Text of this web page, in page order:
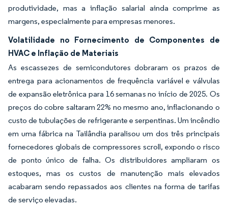
produtividade, mas a inflação salarial ainda comprime as
margens, especialmente para empresas menores.
Volatilidade no Fornecimento de Componentes de
HVAC e Inflação de Materiais
As escassezes de semicondutores dobraram os prazos de
entrega para acionamentos de frequência variável e válvulas
de expansão eletrônica para 16 semanas no início de 2025. Os
preços do cobre saltaram 22% no mesmo ano, inflacionando o
custo de tubulações de refrigerante e serpentinas. Um incêndio
em uma fábrica na Tailândia paralisou um dos três principais
fornecedores globais de compressores scroll, expondo o risco
de ponto único de falha. Os distribuidores ampliaram os
estoques, mas os custos de manutenção mais elevados
acabaram sendo repassados aos clientes na forma de tarifas
de serviço elevadas.